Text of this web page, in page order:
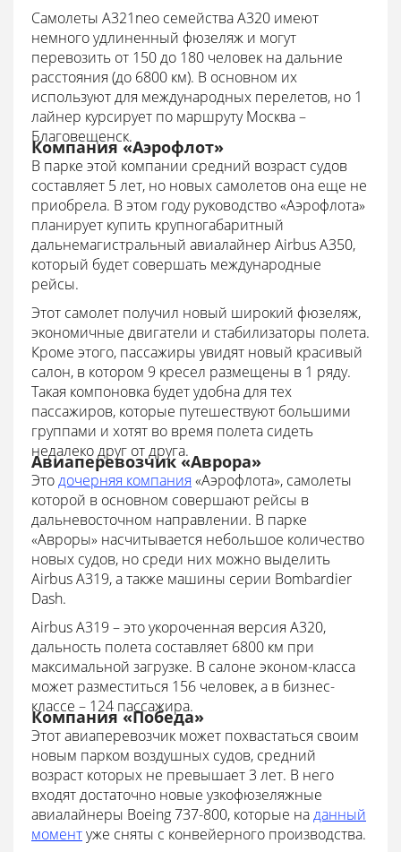
Самолеты А321neo семейства А320 имеют
немного удлиненный фюзеляж и могут
перевозить от 150 до 180 человек на дальние
расстояния (до 6800 км). В основном их
используют для международных перелетов, но 1
лайнер курсирует по маршруту Москва –
Благовещенск.
Компания «Аэрофлот»
В парке этой компании средний возраст судов
составляет 5 лет, но новых самолетов она еще не
приобрела. В этом году руководство «Аэрофлота»
планирует купить крупногабаритный
дальнемагистральный авиалайнер Airbus A350,
который будет совершать международные
рейсы.
Этот самолет получил новый широкий фюзеляж,
экономичные двигатели и стабилизаторы полета.
Кроме этого, пассажиры увидят новый красивый
салон, в котором 9 кресел размещены в 1 ряду.
Такая компоновка будет удобна для тех
пассажиров, которые путешествуют большими
группами и хотят во время полета сидеть
недалеко друг от друга.
Авиаперевозчик «Аврора»
Этодочерняя компания «Аэрофлота», самолеты
которой в основном совершают рейсы в
дальневосточном направлении. В парке
«Авроры» насчитывается небольшое количество
новых судов, но среди них можно выделить
Airbus A319, а также машины серии Bombardier
Dash.
Airbus A319 – это укороченная версия А320,
дальность полета составляет 6800 км при
максимальной загрузке. В салоне эконом-класса
может разместиться 156 человек, а в бизнес-
классе – 124 пассажира.
Компания «Победа»
Этот авиаперевозчик может похвастаться своим
новым парком воздушных судов, средний
возраст которых не превышает 3 лет. В него
входят достаточно новые узкофюзеляжные
авиалайнеры Boeing 737-800, которые наданный
моментуже сняты с конвейерного производства.